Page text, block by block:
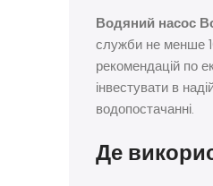
Водяний насос
служби не менше
рекомендацій по
інвестувати в
водопостачанні.
Де